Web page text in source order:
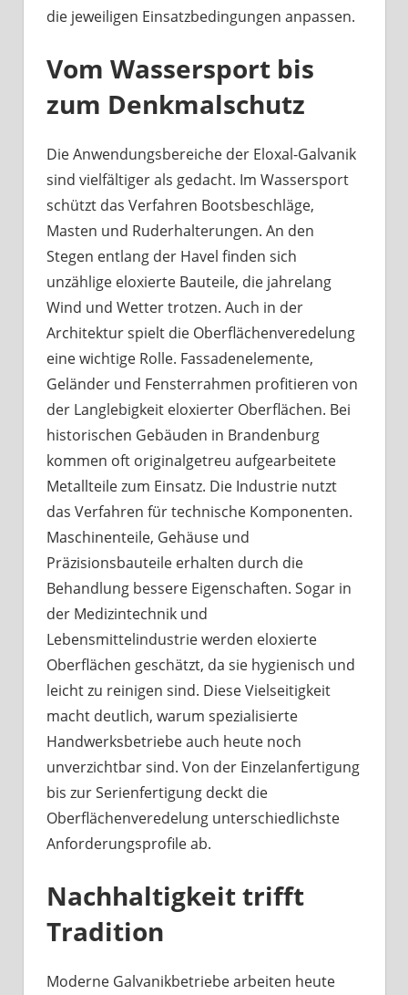
die jeweiligen Einsatzbedingungen anpassen.
Vom Wassersport bis
zum Denkmalschutz
Die Anwendungsbereiche der Eloxal-Galvanik
sind vielfältiger als gedacht. Im Wassersport
schützt das Verfahren Bootsbeschläge,
Masten und Ruderhalterungen. An den
Stegen entlang der Havel finden sich
unzählige eloxierte Bauteile, die jahrelang
Wind und Wetter trotzen. Auch in der
Architektur spielt die Oberflächenveredelung
eine wichtige Rolle. Fassadenelemente,
Geländer und Fensterrahmen profitieren von
der Langlebigkeit eloxierter Oberflächen. Bei
historischen Gebäuden in Brandenburg
kommen oft originalgetreu aufgearbeitete
Metallteile zum Einsatz. Die Industrie nutzt
das Verfahren für technische Komponenten.
Maschinenteile, Gehäuse und
Präzisionsbauteile erhalten durch die
Behandlung bessere Eigenschaften. Sogar in
der Medizintechnik und
Lebensmittelindustrie werden eloxierte
Oberflächen geschätzt, da sie hygienisch und
leicht zu reinigen sind. Diese Vielseitigkeit
macht deutlich, warum spezialisierte
Handwerksbetriebe auch heute noch
unverzichtbar sind. Von der Einzelanfertigung
bis zur Serienfertigung deckt die
Oberflächenveredelung unterschiedlichste
Anforderungsprofile ab.
Nachhaltigkeit trifft
Tradition
Moderne Galvanikbetriebe arbeiten heute